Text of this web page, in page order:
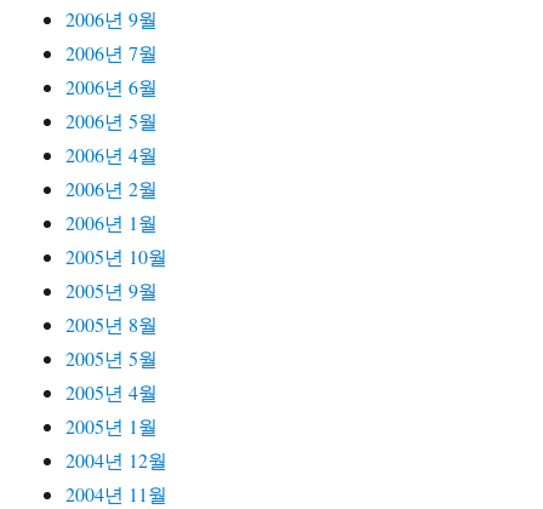
2006년 9월
2006년 7월
2006년 6월
2006년 5월
2006년 4월
2006년 2월
2006년 1월
2005년 10월
2005년 9월
2005년 8월
2005년 5월
2005년 4월
2005년 1월
2004년 12월
2004년 11월